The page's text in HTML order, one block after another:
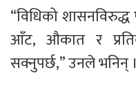
“विधिको
आँट, औकात र
सक्नुपर्छ,” उनले भनिन् ।